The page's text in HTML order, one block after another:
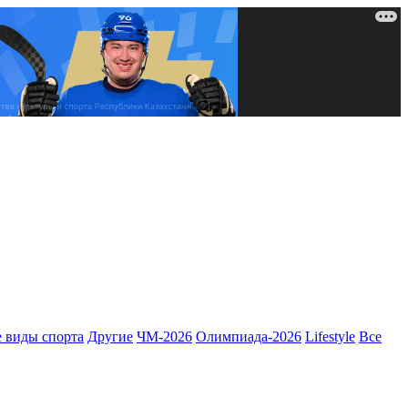
виды спорта Другие ЧМ-2026 Олимпиада-2026 Lifestyle Все